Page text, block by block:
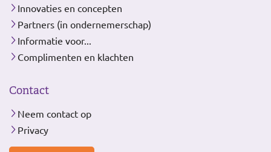
Innovaties en concepten
Partners (in ondernemerschap)
Informatie voor...
Complimenten en klachten
Contact
Neem contact op
Privacy